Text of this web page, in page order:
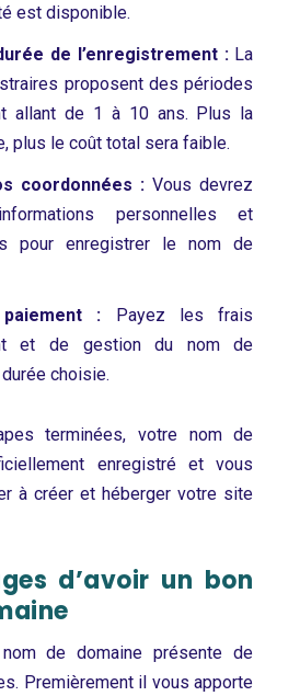
est disponible.
de l’enregistrement :La
proposent des périodes
allant de 1 à 10 ans. Plus la
plus le coût total sera faible.
coordonnées : Vous devrez
personnelles et
pour enregistrer le nom de
: Payez les frais
et de gestion du nom de
choisie.
terminées, votre nom de
enregistré et vous
à créer et héberger votre site
d’avoir un bon
de domaine présente de
Premièrement il vous apporte